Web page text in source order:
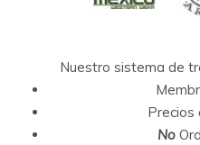
Nuestro sistema de
Precios
No